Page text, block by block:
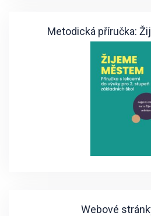
Metodická příručka:
Webové